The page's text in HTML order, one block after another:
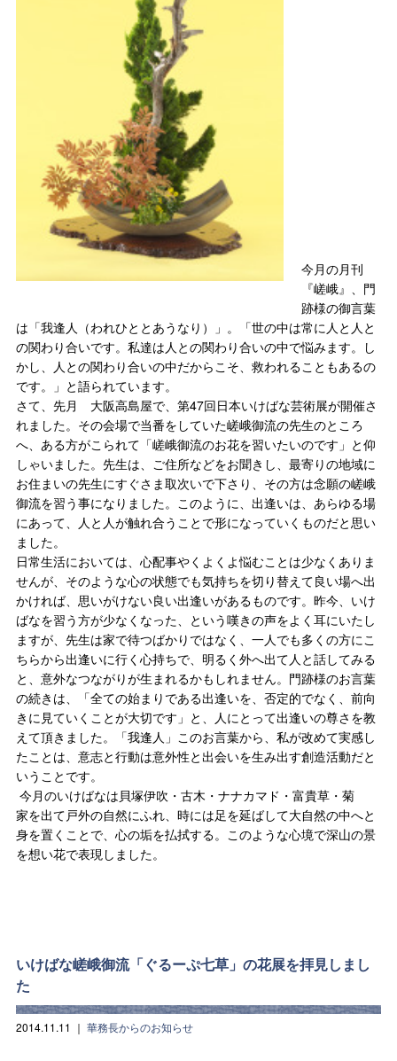
今月の月刊
『嵯峨』、門
跡様の御言葉
は「我逢人（われひととあうなり）」。「世の中は常に人と人と
の関わり合いです。私達は人との関わり合いの中で悩みます。し
かし、人との関わり合いの中だからこそ、救われることもあるの
です。」と語られています。
さて、先月 大阪高島屋で、第47回日本いけばな芸術展が開催さ
れました。その会場で当番をしていた嵯峨御流の先生のところ
へ、ある方がこられて「嵯峨御流のお花を習いたいのです」と仰
しゃいました。先生は、ご住所などをお聞きし、最寄りの地域に
お住まいの先生にすぐさま取次いで下さり、その方は念願の嵯峨
御流を習う事になりました。このように、出逢いは、あらゆる場
にあって、人と人が触れ合うことで形になっていくものだと思い
ました。
日常生活においては、心配事やくよくよ悩むことは少なくありま
せんが、そのような心の状態でも気持ちを切り替えて良い場へ出
かければ、思いがけない良い出逢いがあるものです。昨今、いけ
ばなを習う方が少なくなった、という嘆きの声をよく耳にいたし
ますが、先生は家で待つばかりではなく、一人でも多くの方にこ
ちらから出逢いに行く心持ちで、明るく外へ出て人と話してみる
と、意外なつながりが生まれるかもしれません。門跡様のお言葉
の続きは、「全ての始まりである出逢いを、否定的でなく、前向
きに見ていくことが大切です」と、人にとって出逢いの尊さを教
えて頂きました。「我逢人」このお言葉から、私が改めて実感し
たことは、意志と行動は意外性と出会いを生み出す創造活動だと
いうことです。
今月のいけばなは貝塚伊吹・古木・ナナカマド・富貴草・菊
家を出て戸外の自然にふれ、時には足を延ばして大自然の中へと
身を置くことで、心の垢を払拭する。このような心境で深山の景
を想い花で表現しました。
いけばな嵯峨御流「ぐるーぷ七草」の花展を拝見しまし
た
2014.11.11 ｜ 華務長からのお知らせ